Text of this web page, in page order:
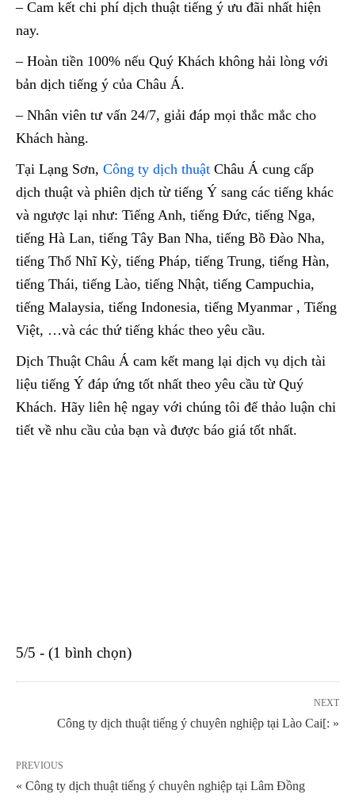
– Cam kết chi phí dịch thuật tiếng ý ưu đãi nhất hiện
nay.
– Hoàn tiền 100% nếu Quý Khách không hải lòng với
bản dịch tiếng ý của Châu Á.
– Nhân viên tư vấn 24/7, giải đáp mọi thắc mắc cho
Khách hàng.
Tại Lạng Sơn, Công ty dịch thuật Châu Á cung cấp
dịch thuật và phiên dịch từ tiếng Ý sang các tiếng khác
và ngược lại như: Tiếng Anh, tiếng Đức, tiếng Nga,
tiếng Hà Lan, tiếng Tây Ban Nha, tiếng Bồ Đào Nha,
tiếng Thổ Nhĩ Kỳ, tiếng Pháp, tiếng Trung, tiếng Hàn,
tiếng Thái, tiếng Lào, tiếng Nhật, tiếng Campuchia,
tiếng Malaysia, tiếng Indonesia, tiếng Myanmar , Tiếng
Việt, …và các thứ tiếng khác theo yêu cầu.
Dịch Thuật Châu Á cam kết mang lại dịch vụ dịch tài
liệu tiếng Ý đáp ứng tốt nhất theo yêu cầu từ Quý
Khách. Hãy liên hệ ngay với chúng tôi để thảo luận chi
tiết về nhu cầu của bạn và được báo giá tốt nhất.
5/5 - (1 bình chọn)
NEXT
Công ty dịch thuật tiếng ý chuyên nghiệp tại Lào Cai[: »
PREVIOUS
« Công ty dịch thuật tiếng ý chuyên nghiệp tại Lâm Đồng